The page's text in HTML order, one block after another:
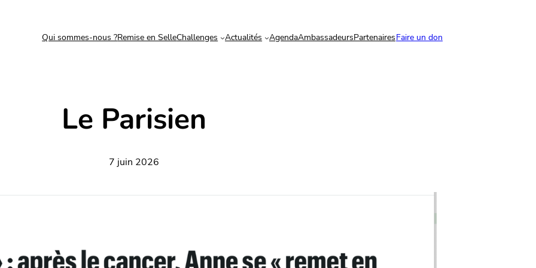
Qui sommes-nous ?Remise en SelleChallenges Actualités AgendaAmbassadeursPartenairesFaire un don
Le Parisien
7 juin 2026